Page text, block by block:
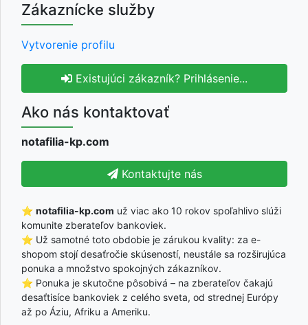
Zákaznícke služby
Vytvorenie profilu
Existujúci zákazník? Prihlásenie...
Ako nás kontaktovať
notafilia-kp.com
Kontaktujte nás
⭐ notafilia-kp.com už viac ako 10 rokov spoľahlivo slúži
komunite zberateľov bankoviek.
⭐ Už samotné toto obdobie je zárukou kvality: za e-
shopom stojí desaťročie skúseností, neustále sa rozširujúca
ponuka a množstvo spokojných zákazníkov.
⭐ Ponuka je skutočne pôsobivá – na zberateľov čakajú
desaťtisíce bankoviek z celého sveta, od strednej Európy
až po Áziu, Afriku a Ameriku.